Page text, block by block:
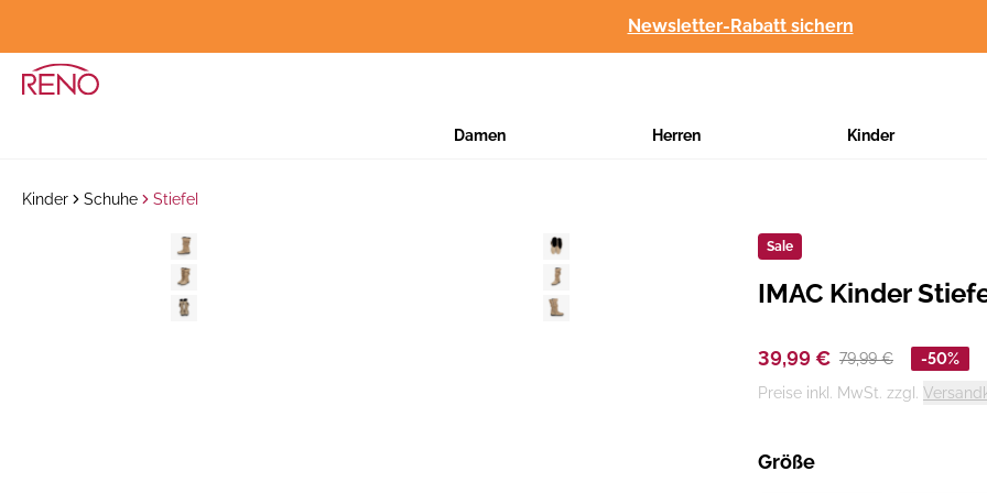
Newsletter-Rabatt sichern
Damen Herren Kinder
Kinder Schuhe Stiefel
Sale
Hersteller
IMAC Kinder
39,99 € 79,99 €
-50%
Preise inkl. MwSt. zzgl.
Größe